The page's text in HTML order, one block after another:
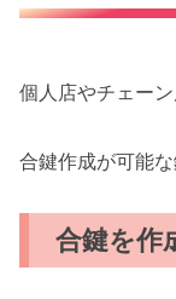
個人店やチェー
合鍵作成が可能
合鍵を作